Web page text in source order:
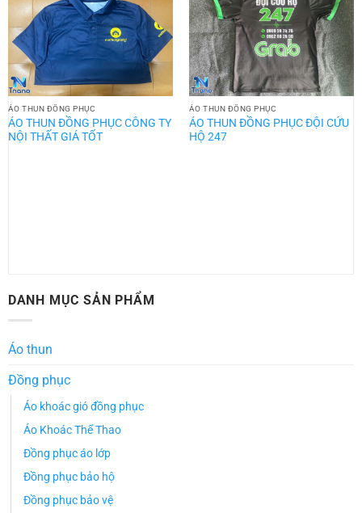
ÁO THUN ĐỒNG PHỤC
ÁO THUN ĐỒNG PHỤC CÔNG TY
NỘI THẤT GIÁ TỐT
ÁO THUN ĐỒNG PHỤC
ÁO THUN ĐỒNG PHỤC ĐỘI CỨU
HỘ 247
DANH MỤC SẢN PHẨM
Áo thun
Đồng phục
Áo khoác gió đồng phục
Áo Khoác Thể Thao
Đồng phục áo lớp
Đồng phục bảo hộ
Đồng phục bảo vệ